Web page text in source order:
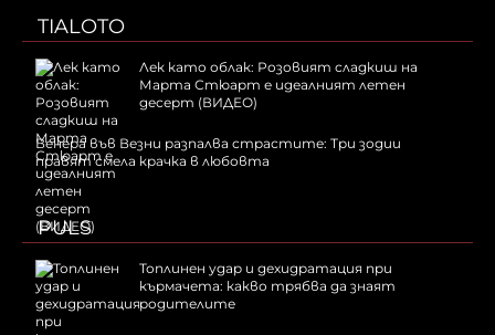
TIALOTO
Лек като облак: Розовият сладкиш на
Марта Стюарт е идеалният летен
десерт (ВИДЕО)
Венера във Везни разпалва страстите: Три зодии
правят смела крачка в любовта
PULS
Топлинен удар и дехидратация при
кърмачета: какво трябва да знаят
родителите